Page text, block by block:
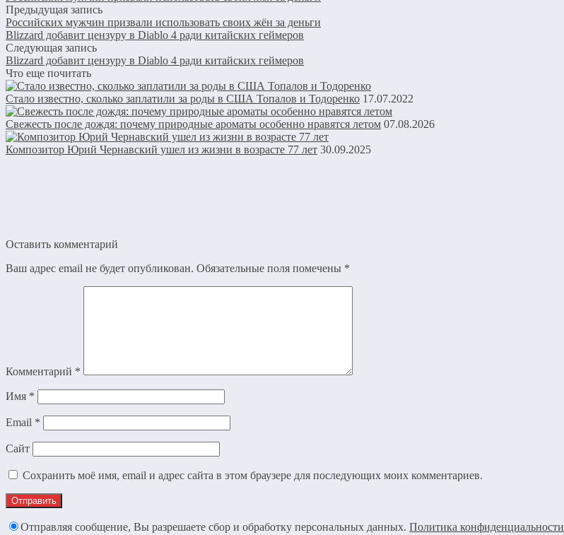
Предыдущая запись
Российских мужчин призвали использовать своих жён за деньги
Blizzard добавит цензуру в Diablo 4 ради китайских геймеров
Следующая запись
Blizzard добавит цензуру в Diablo 4 ради китайских геймеров
Что еще почитать
Стало известно, сколько заплатили за роды в США Топалов и Тодоренко 17.07.2022
Свежесть после дождя: почему природные ароматы особенно нравятся летом 07.08.2026
Композитор Юрий Чернавский ушел из жизни в возрасте 77 лет 30.09.2025
Оставить комментарий
Ваш адрес email не будет опубликован. Обязательные поля помечены *
Комментарий *
Имя *
Email *
Сайт
Сохранить моё имя, email и адрес сайта в этом браузере для последующих моих комментариев.
Отправляя сообщение, Вы разрешаете сбор и обработку персональных данных. Политика конфиденциальности